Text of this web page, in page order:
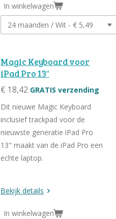
In winkelwagen
Magic Keyboard voor
iPad Pro 13"
€ 18,42 GRATIS verzending
Dit nieuwe Magic Keyboard
inclusief trackpad voor de
nieuwste generatie iPad Pro
13" maakt van de iPad Pro een
echte laptop.
Bekijk details
In winkelwagen